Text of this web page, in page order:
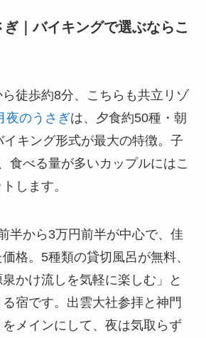
｜バイキングで選ぶならこ
徒歩約8分、こちらも共立リゾ
夜のうさぎは、夕食約50種・朝
キング形式が最大の特徴。子
食べる量が多いカップルにはこ
します。
半から3万円前半が中心で、佳
格。5種類の貸切風呂が無料、
かけ流しを気軽に楽しむ」と
宿です。出雲大社参拝と神門
メインにして、夜は気取らず